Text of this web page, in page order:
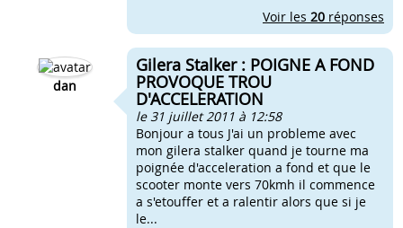
Voir les 20 réponses
dan
Gilera Stalker : POIGNE A FOND
PROVOQUE TROU
D'ACCELERATION
le 31 juillet 2011 à 12:58
Bonjour a tous J'ai un probleme avec
mon gilera stalker quand je tourne ma
poignée d'acceleration a fond et que le
scooter monte vers 70kmh il commence
a s'etouffer et a ralentir alors que si je
le...